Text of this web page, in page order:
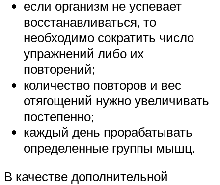
если организм не успевает
восстанавливаться, то
необходимо сократить число
упражнений либо их
повторений;
количество повторов и вес
отягощений нужно увеличивать
постепенно;
каждый день прорабатывать
определенные группы мышц.
В качестве дополнительной